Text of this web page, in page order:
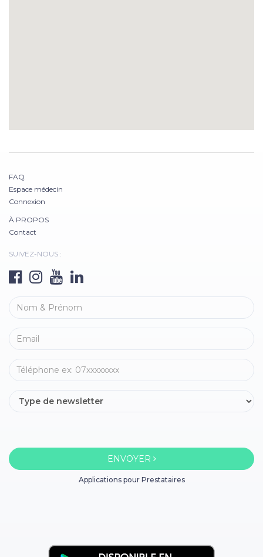
FAQ
Espace médecin
Connexion
À PROPOS
Contact
SUIVEZ-NOUS :
ENVOYER
Applications pour Prestataires